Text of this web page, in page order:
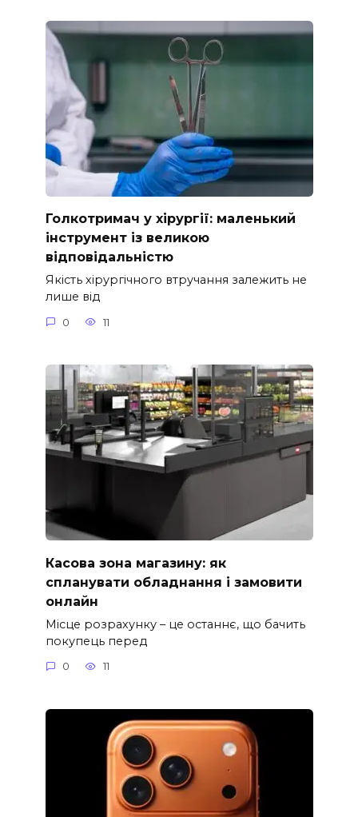
Голкотримач у хірургії: маленький
інструмент із великою
відповідальністю
Якість хірургічного втручання залежить не
лише від
0 11
Касова зона магазину: як
спланувати обладнання і замовити
онлайн
Місце розрахунку – це останнє, що бачить
покупець перед
0 11